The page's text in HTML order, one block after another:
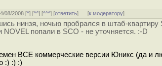
08/2008 [^] [^^] [^^^] [ответить] [к модератору]
нинзя, ночью пробрался в штаб-
NOVEL попали в SCO - не уточняется. :-D
ВСЕ коммерческие версии Юникс (да
:) :) :)